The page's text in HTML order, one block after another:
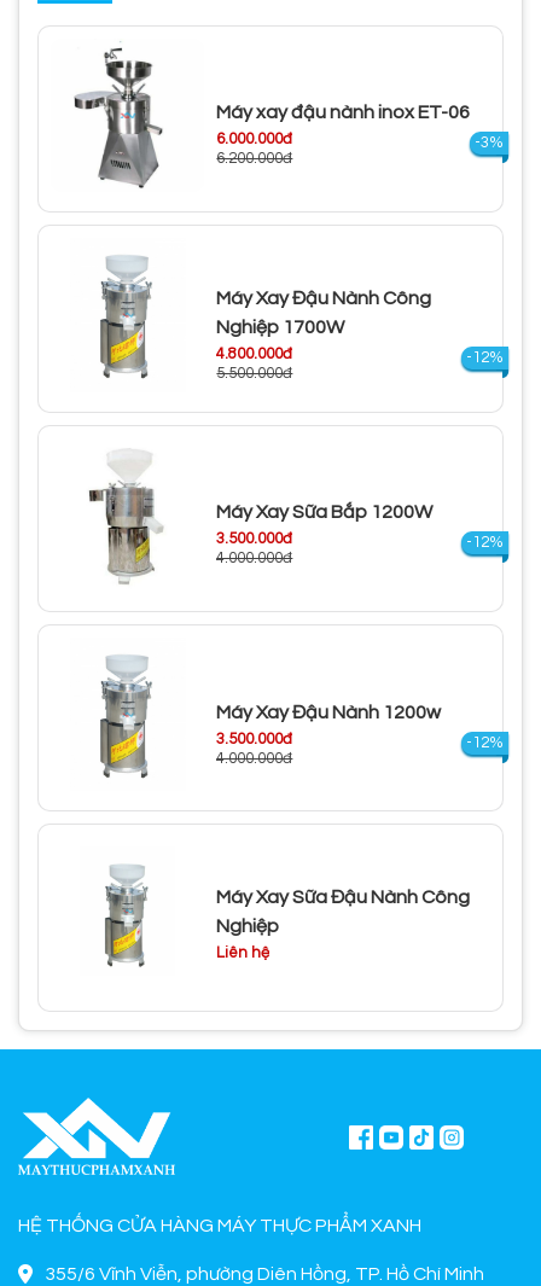
Máy xay đậu nành inox ET-06
6.000.000đ
6.200.000đ
-3%
Máy Xay Đậu Nành Công
Nghiệp 1700W
4.800.000đ
5.500.000đ
-12%
Máy Xay Sữa Bắp 1200W
3.500.000đ
4.000.000đ
-12%
Máy Xay Đậu Nành 1200w
3.500.000đ
4.000.000đ
-12%
Máy Xay Sữa Đậu Nành Công
Nghiệp
Liên hệ
HỆ THỐNG CỬA HÀNG MÁY THỰC PHẨM XANH
355/6 Vĩnh Viễn, phường Diên Hồng, TP. Hồ Chí Minh